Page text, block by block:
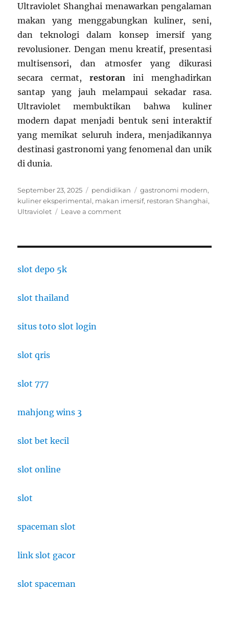
Ultraviolet Shanghai menawarkan pengalaman
makan yang menggabungkan kuliner, seni,
dan teknologi dalam konsep imersif yang
revolusioner. Dengan menu kreatif, presentasi
multisensori, dan atmosfer yang dikurasi
secara cermat, restoran ini menghadirkan
santap yang jauh melampaui sekadar rasa.
Ultraviolet membuktikan bahwa kuliner
modern dapat menjadi bentuk seni interaktif
yang memikat seluruh indera, menjadikannya
destinasi gastronomi yang fenomenal dan unik
di dunia.
Posted
on
September 23, 2025 Categories
pendidikan Tags
gastronomi modern,
kuliner eksperimental, makan imersif, restoran Shanghai,
Ultraviolet
Leave a commenton
slot depo 5k
slot thailand
situs toto slot login
slot qris
slot 777
mahjong wins 3
slot bet kecil
slot online
slot
spaceman slot
link slot gacor
slot spaceman